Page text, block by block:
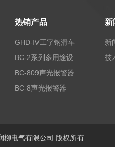
热销产品
GHD-Ⅳ工字钢滑车
BC-809声光报警器
BC-8声光报警器
新
新
技
电气有限公司 版权所有